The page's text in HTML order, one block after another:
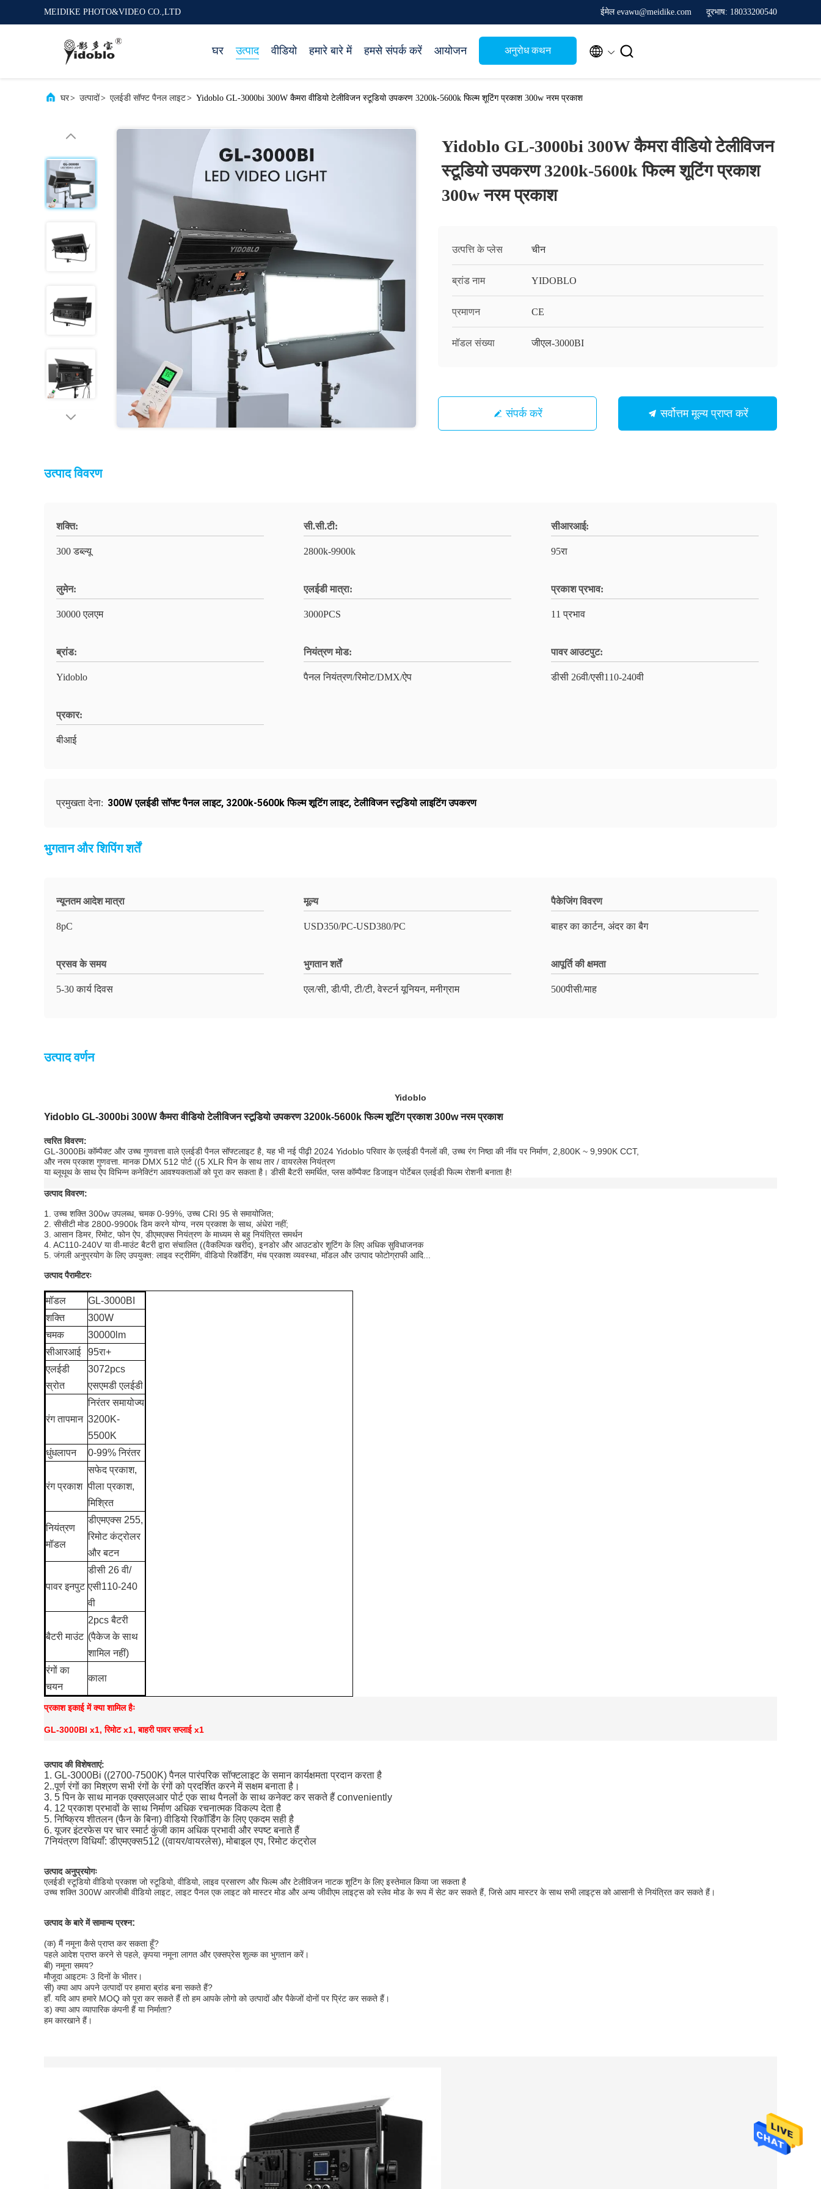
MEIDIKE PHOTO&VIDEO CO.,LTD ईमेल evawu@meidike.com दूरभाष: 18033200540
घर उत्पाद वीडियो हमारे बारे में हमसे संपर्क करें आयोजन अनुरोध कथन  
घर> उत्पादों> एलईडी सॉफ्ट पैनल लाइट> Yidoblo GL-3000bi 300W कैमरा वीडियो टेलीविजन स्टूडियो उपकरण 3200k-5600k फिल्म शूटिंग प्रकाश 300w नरम प्रकाश
Yidoblo GL-3000bi 300W कैमरा वीडियो टेलीविजन
स्टूडियो उपकरण 3200k-5600k फिल्म शूटिंग प्रकाश
300w नरम प्रकाश
उत्पत्ति के प्लेस चीन
ब्रांड नाम YIDOBLO
प्रमाणन CE
मॉडल संख्या जीएल-3000BI
संपर्क करें सर्वोत्तम मूल्य प्राप्त करें
उत्पाद विवरण
शक्ति:
300 डब्ल्यू
सी.सी.टी:
2800k-9900k
सीआरआई:
95रा
लुमेन:
30000 एलएम
एलईडी मात्रा:
3000PCS
प्रकाश प्रभाव:
11 प्रभाव
ब्रांड:
Yidoblo
नियंत्रण मोड:
पैनल नियंत्रण/रिमोट/DMX/ऐप
पावर आउटपुट:
डीसी 26वी/एसी110-240वी
प्रकार:
बीआई
प्रमुखता देना: 300W एलईडी सॉफ्ट पैनल लाइट, 3200k-5600k फिल्म शूटिंग लाइट,टेलीविजन स्टूडियो लाइटिंग उपकरण
भुगतान और शिपिंग शर्तें
न्यूनतम आदेश मात्रा
8pC
मूल्य
USD350/PC-USD380/PC
पैकेजिंग विवरण
बाहर का कार्टन, अंदर का बैग
प्रसव के समय
5-30 कार्य दिवस
भुगतान शर्तें
एल/सी, डी/पी, टी/टी, वेस्टर्न यूनियन, मनीग्राम
आपूर्ति की क्षमता
500पीसी/माह
उत्पाद वर्णन
Yidoblo
Yidoblo GL-3000bi 300W कैमरा वीडियो टेलीविजन स्टूडियो उपकरण 3200k-5600k फिल्म शूटिंग प्रकाश 300w नरम प्रकाश
त्वरित विवरण:
GL-3000Bi कॉम्पैक्ट और उच्च गुणवत्ता वाले एलईडी पैनल सॉफ्टलाइट है, यह भी नई पीढ़ी 2024 Yidoblo परिवार के एलईडी पैनलों की, उच्च रंग निष्ठा की नींव पर निर्माण, 2,800K ~ 9,990K CCT,
और नरम प्रकाश गुणवत्ता. मानक DMX 512 पोर्ट ((5 XLR पिन के साथ तार / वायरलेस नियंत्रण
या ब्लूथूथ के साथ ऐप विभिन्न कनेक्टिंग आवश्यकताओं को पूरा कर सकता है। डीसी बैटरी समर्थित, प्लस कॉम्पैक्ट डिजाइन पोर्टेबल एलईडी फिल्म रोशनी बनाता है!
उत्पाद विवरण:
1. उच्च शक्ति 300w उपलब्ध, चमक 0-99%, उच्च CRI 95 से समायोजित;
2. सीसीटी मोड 2800-9900k डिम करने योग्य, नरम प्रकाश के साथ, अंधेरा नहीं;
3. आसान डिमर, रिमोट, फोन ऐप, डीएमएक्स नियंत्रण के माध्यम से बहु नियंत्रित समर्थन
4. AC110-240V या वी-माउंट बैटरी द्वारा संचालित ((वैकल्पिक खरीद), इनडोर और आउटडोर शूटिंग के लिए अधिक सुविधाजनक
5. जंगली अनुप्रयोग के लिए उपयुक्त: लाइव स्ट्रीमिंग, वीडियो रिकॉर्डिंग, मंच प्रकाश व्यवस्था, मॉडल और उत्पाद फोटोग्राफी आदि...
उत्पाद पैरामीटरः
मॉडल
GL-3000BI
शक्ति
300W
चमक
30000lm
सीआरआई
95रा+
एलईडी
स्रोत
3072pcs
एसएमडी एलईडी
रंग तापमान
निरंतर समायोज्य
3200K-
5500K
धुंधलापन
0-99% निरंतर
रंग प्रकाश
सफेद प्रकाश,
पीला प्रकाश,
मिश्रित
नियंत्रण
मॉडल
डीएमएक्स 255,
रिमोट कंट्रोलर
और बटन
पावर इनपुट
डीसी 26 वी/
एसी110-240
वी
बैटरी माउंट
2pcs बैटरी
(पैकेज के साथ
शामिल नहीं)
रंगों का
चयन
काला
प्रकाश इकाई में क्या शामिल हैः
GL-3000BI x1, रिमोट x1, बाहरी पावर सप्लाई x1
उत्पाद की विशेषताएं:
1. GL-3000Bi ((2700-7500K) पैनल पारंपरिक सॉफ्टलाइट के समान कार्यक्षमता प्रदान करता है
2..पूर्ण रंगों का मिश्रण सभी रंगों के रंगों को प्रदर्शित करने में सक्षम बनाता है।
3. 5 पिन के साथ मानक एक्सएलआर पोर्ट एक साथ पैनलों के साथ कनेक्ट कर सकते हैं conveniently
4. 12 प्रकाश प्रभावों के साथ निर्माण अधिक रचनात्मक विकल्प देता है
5. निष्क्रिय शीतलन (फैन के बिना) वीडियो रिकॉर्डिंग के लिए एकदम सही है
6. यूजर इंटरफेस पर चार स्मार्ट कुंजी काम अधिक प्रभावी और स्पष्ट बनाते हैं
7नियंत्रण विधियाँ: डीएमएक्स512 ((वायर/वायरलेस), मोबाइल एप, रिमोट कंट्रोल
उत्पाद अनुप्रयोगः
एलईडी स्टूडियो वीडियो प्रकाश जो स्टूडियो, वीडियो, लाइव प्रसारण और फिल्म और टेलीविजन नाटक शूटिंग के लिए इस्तेमाल किया जा सकता है
उच्च शक्ति 300W आरजीबी वीडियो लाइट, लाइट पैनल एक लाइट को मास्टर मोड और अन्य जीवीएम लाइट्स को स्लेव मोड के रूप में सेट कर सकते हैं, जिसे आप मास्टर के साथ सभी लाइट्स को आसानी से नियंत्रित कर सकते हैं।
उत्पाद के बारे में सामान्य प्रश्न:
(क) मैं नमूना कैसे प्राप्त कर सकता हूँ?
पहले आदेश प्राप्त करने से पहले, कृपया नमूना लागत और एक्सप्रेस शुल्क का भुगतान करें।
बी) नमूना समय?
मौजूदा आइटमः 3 दिनों के भीतर।
सी) क्या आप अपने उत्पादों पर हमारा ब्रांड बना सकते हैं?
हाँ. यदि आप हमारे MOQ को पूरा कर सकते हैं तो हम आपके लोगो को उत्पादों और पैकेजों दोनों पर प्रिंट कर सकते हैं।
ड) क्या आप व्यापारिक कंपनी हैं या निर्माता?
हम कारखाने हैं।